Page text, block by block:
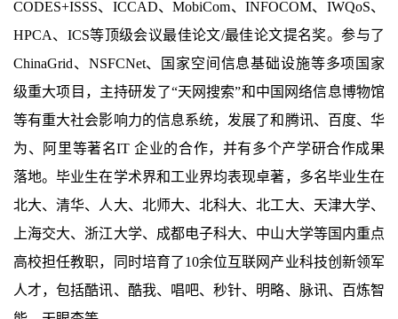
CODES+ISSS、ICCAD、MobiCom、INFOCOM、IWQoS、
HPCA、ICS等顶级会议最佳论文/最佳论文提名奖。参与了
ChinaGrid、NSFCNet、国家空间信息基础设施等多项国家
级重大项目，主持研发了“天网搜索”和中国网络信息博物馆
等有重大社会影响力的信息系统，发展了和腾讯、百度、华
为、阿里等著名IT 企业的合作，并有多个产学研合作成果
落地。毕业生在学术界和工业界均表现卓著，多名毕业生在
北大、清华、人大、北师大、北科大、北工大、天津大学、
上海交大、浙江大学、成都电子科大、中山大学等国内重点
高校担任教职，同时培育了10余位互联网产业科技创新领军
人才，包括酷讯、酷我、唱吧、秒针、明略、脉讯、百炼智